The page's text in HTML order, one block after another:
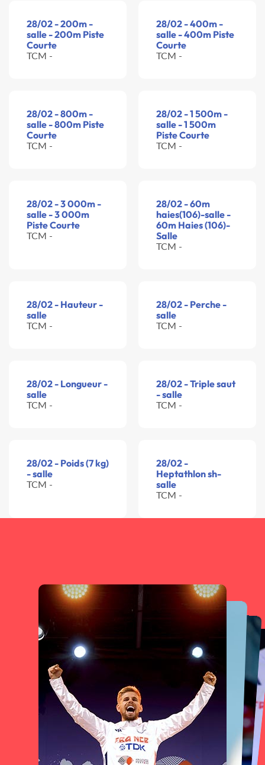
28/02 - 200m -
salle - 200m Piste
Courte
TCM -
28/02 - 400m -
salle - 400m Piste
Courte
TCM -
28/02 - 800m -
salle - 800m Piste
Courte
TCM -
28/02 - 1 500m -
salle - 1 500m
Piste Courte
TCM -
28/02 - 3 000m -
salle - 3 000m
Piste Courte
TCM -
28/02 - 60m
haies(106)-salle -
60m Haies (106)-
Salle
TCM -
28/02 - Hauteur -
salle
TCM -
28/02 - Perche -
salle
TCM -
28/02 - Longueur -
salle
TCM -
28/02 - Triple saut
- salle
TCM -
28/02 - Poids (7 kg)
- salle
TCM -
28/02 -
Heptathlon sh-
salle
TCM -